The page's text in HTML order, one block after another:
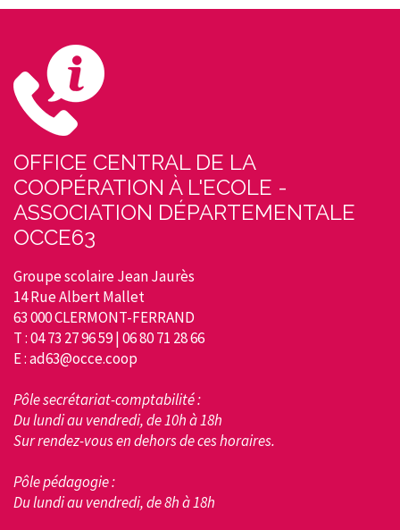
OFFICE CENTRAL DE LA
COOPÉRATION À L'ECOLE -
ASSOCIATION DÉPARTEMENTALE
OCCE63
Groupe scolaire Jean Jaurès
14 Rue Albert Mallet
63 000 CLERMONT-FERRAND
T : 04 73 27 96 59 | 06 80 71 28 66
E : ad63@occe.coop
Pôle secrétariat-comptabilité :
Du lundi au vendredi, de 10h à 18h
Sur rendez-vous en dehors de ces horaires.
Pôle pédagogie :
Du lundi au vendredi, de 8h à 18h